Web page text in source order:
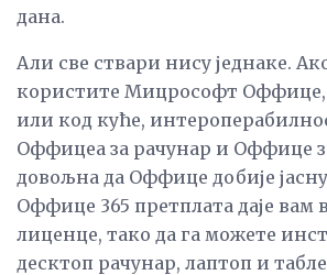
дана.
Али све ствари нису једнаке.
користите Мицрософт Оффице,
или код куће,
Оффицеа за рачунар и Оффице
довољна да Оффице добије
Оффице 365 претплата даје вам
лиценце, тако да га можете
десктоп рачунар, лаптоп и